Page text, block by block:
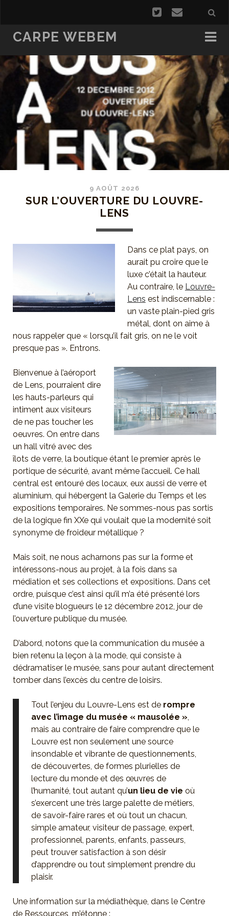
CARPE WEBEM
9 AOÛT 2026
SUR L’OUVERTURE DU LOUVRE-
LENS
Dans ce plat pays, on
aurait pu croire que le
luxe c’était la hauteur.
Au contraire, le Louvre-
Lens est indiscernable :
un vaste plain-pied gris
métal, dont on aime à
nous rappeler que « lorsqu’il fait gris, on ne le voit
presque pas ». Entrons.
Bienvenue à l’aéroport
de Lens, pourraient dire
les hauts-parleurs qui
intiment aux visiteurs
de ne pas toucher les
oeuvres. On entre dans
un hall vitré avec des
îlots de verre, la boutique étant le premier après le
portique de sécurité, avant même l’accueil. Ce hall
central est entouré des locaux, eux aussi de verre et
aluminium, qui hébergent la Galerie du Temps et les
expositions temporaires. Ne sommes-nous pas sortis
de la logique fin XXe qui voulait que la modernité soit
synonyme de froideur métallique ?
Mais soit, ne nous acharnons pas sur la forme et
intéressons-nous au projet, à la fois dans sa
médiation et ses collections et expositions. Dans cet
ordre, puisque c’est ainsi qu’il m’a été présenté lors
d’une visite blogueurs le 12 décembre 2012, jour de
l’ouverture publique du musée.
D’abord, notons que la communication du musée a
bien retenu la leçon à la mode, qui consiste à
dédramatiser le musée, sans pour autant directement
tomber dans l’excès du centre de loisirs.
Tout l’enjeu du Louvre-Lens est de rompre
avec l’image du musée « mausolée »,
mais au contraire de faire comprendre que le
Louvre est non seulement une source
insondable et vibrante de questionnements,
de découvertes, de formes plurielles de
lecture du monde et des œuvres de
l’humanité, tout autant qu’un lieu de vie où
s’exercent une très large palette de métiers,
de savoir-faire rares et où tout un chacun,
simple amateur, visiteur de passage, expert,
professionnel, parents, enfants, passeurs,
peut trouver satisfaction à son désir
d’apprendre ou tout simplement prendre du
plaisir.
Une information sur la médiathèque, dans le Centre
de Ressources, m’étonne :